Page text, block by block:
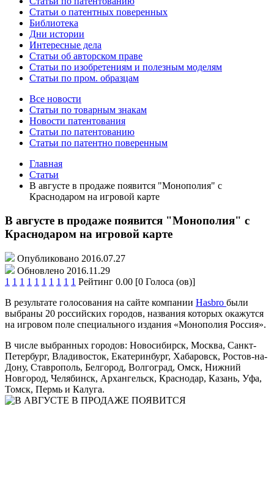
Статьи о патентных поверенных
Библиотека
Дни истории
Интересные дела
Статьи об авторском праве
Статьи по изобретениям и полезным моделям
Статьи по пром. образцам
Все новости
Статьи по товарным знакам
Новости патентования
Статьи по патентованию
Статьи по патентно поверенным
Главная
Статьи
В августе в продаже появится "Монополия" с
Краснодаром на игровой карте
В августе в продаже появится "Монополия" с
Краснодаром на игровой карте
Опубликовано 2016.07.27
Обновлено 2016.11.29
1 1 1 1 1 1 1 1 1 1 Рейтинг 0.00 [0 Голоса (ов)]
В результате голосования на сайте компании Hasbro были
выбраны 20 российских городов, названия которых окажутся
на игровом поле специального издания «Монополия Россия».
В числе выбранных городов: Новосибирск, Москва, Санкт-
Петербург, Владивосток, Екатеринбург, Хабаровск, Ростов-на-
Дону, Ставрополь, Белгород, Волгоград, Омск, Нижний
Новгород, Челябинск, Архангельск, Краснодар, Казань, Уфа,
Томск, Пермь и Калуга.